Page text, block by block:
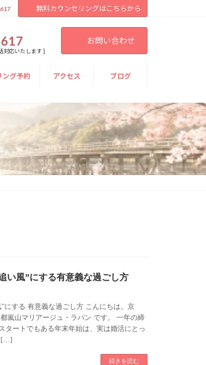
無料カウンセリングはこちらから
対応いたします ]
お問い合わせ
ング予約 アクセス ブログ
い風”にする有意義な過ごし方
にする 有意義な過ごし方 こんにちは。京
嵐山マリアージュ・ラパン です。 一年の締
タートでもある年末年始は、実は婚活にとっ
[…]
続きを読む